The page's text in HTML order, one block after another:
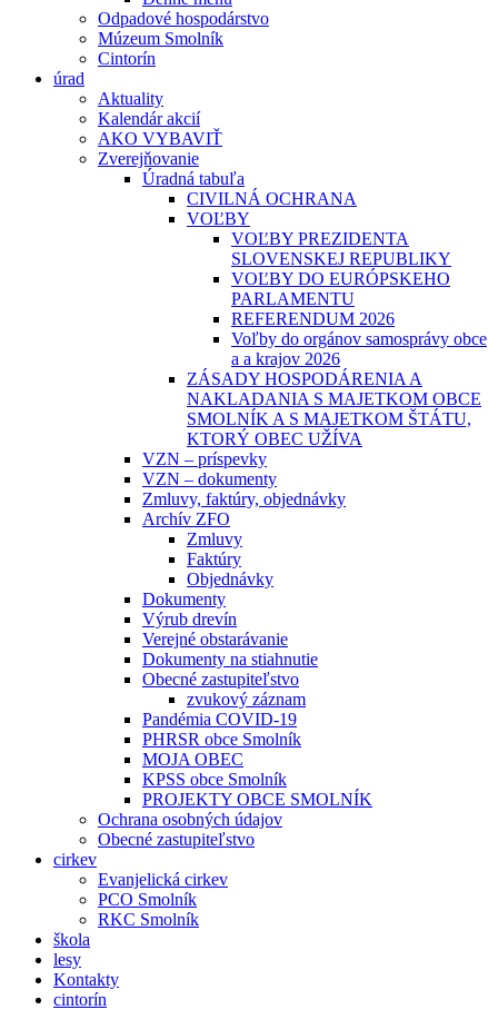
Odpadové hospodárstvo
Múzeum Smolník
Cintorín
úrad
Aktuality
Kalendár akcií
AKO VYBAVIŤ
Zverejňovanie
Úradná tabuľa
CIVILNÁ OCHRANA
VOĽBY
VOĽBY PREZIDENTA
SLOVENSKEJ REPUBLIKY
VOĽBY DO EURÓPSKEHO
PARLAMENTU
REFERENDUM 2026
Voľby do orgánov samosprávy obce
a a krajov 2026
ZÁSADY HOSPODÁRENIA A
NAKLADANIA S MAJETKOM OBCE
SMOLNÍK A S MAJETKOM ŠTÁTU,
KTORÝ OBEC UŽÍVA
VZN – príspevky
VZN – dokumenty
Zmluvy, faktúry, objednávky
Archív ZFO
Zmluvy
Faktúry
Objednávky
Dokumenty
Výrub drevín
Verejné obstarávanie
Dokumenty na stiahnutie
Obecné zastupiteľstvo
zvukový záznam
Pandémia COVID-19
PHRSR obce Smolník
MOJA OBEC
KPSS obce Smolník
PROJEKTY OBCE SMOLNÍK
Ochrana osobných údajov
Obecné zastupiteľstvo
cirkev
Evanjelická cirkev
PCO Smolník
RKC Smolník
škola
lesy
Kontakty
cintorín